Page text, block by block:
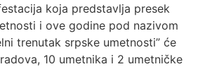
koja predstavlja presek
i ove godine pod nazivom
trenutak srpske umetnosti” će
10 umetnika i 2 umetničke